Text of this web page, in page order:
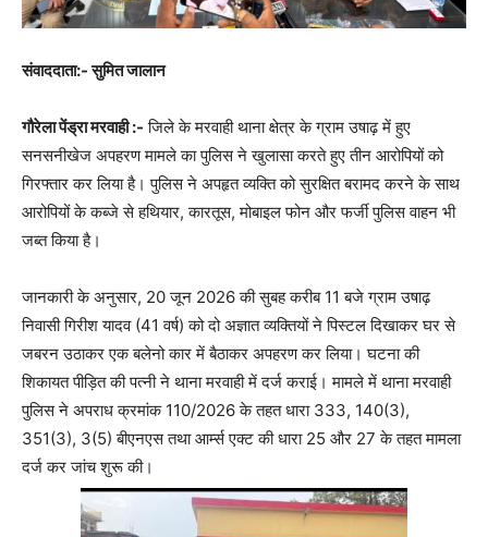
संवाददाता:- सुमित जालान
गौरेला पेंड्रा मरवाही :- जिले के मरवाही थाना क्षेत्र के ग्राम उषाढ़ में हुए
सनसनीखेज अपहरण मामले का पुलिस ने खुलासा करते हुए तीन आरोपियों को
गिरफ्तार कर लिया है। पुलिस ने अपहृत व्यक्ति को सुरक्षित बरामद करने के साथ
आरोपियों के कब्जे से हथियार, कारतूस, मोबाइल फोन और फर्जी पुलिस वाहन भी
जब्त किया है।
जानकारी के अनुसार, 20 जून 2026 की सुबह करीब 11 बजे ग्राम उषाढ़
निवासी गिरीश यादव (41 वर्ष) को दो अज्ञात व्यक्तियों ने पिस्टल दिखाकर घर से
जबरन उठाकर एक बलेनो कार में बैठाकर अपहरण कर लिया। घटना की
शिकायत पीड़ित की पत्नी ने थाना मरवाही में दर्ज कराई। मामले में थाना मरवाही
पुलिस ने अपराध क्रमांक 110/2026 के तहत धारा 333, 140(3),
351(3), 3(5) बीएनएस तथा आर्म्स एक्ट की धारा 25 और 27 के तहत मामला
दर्ज कर जांच शुरू की।